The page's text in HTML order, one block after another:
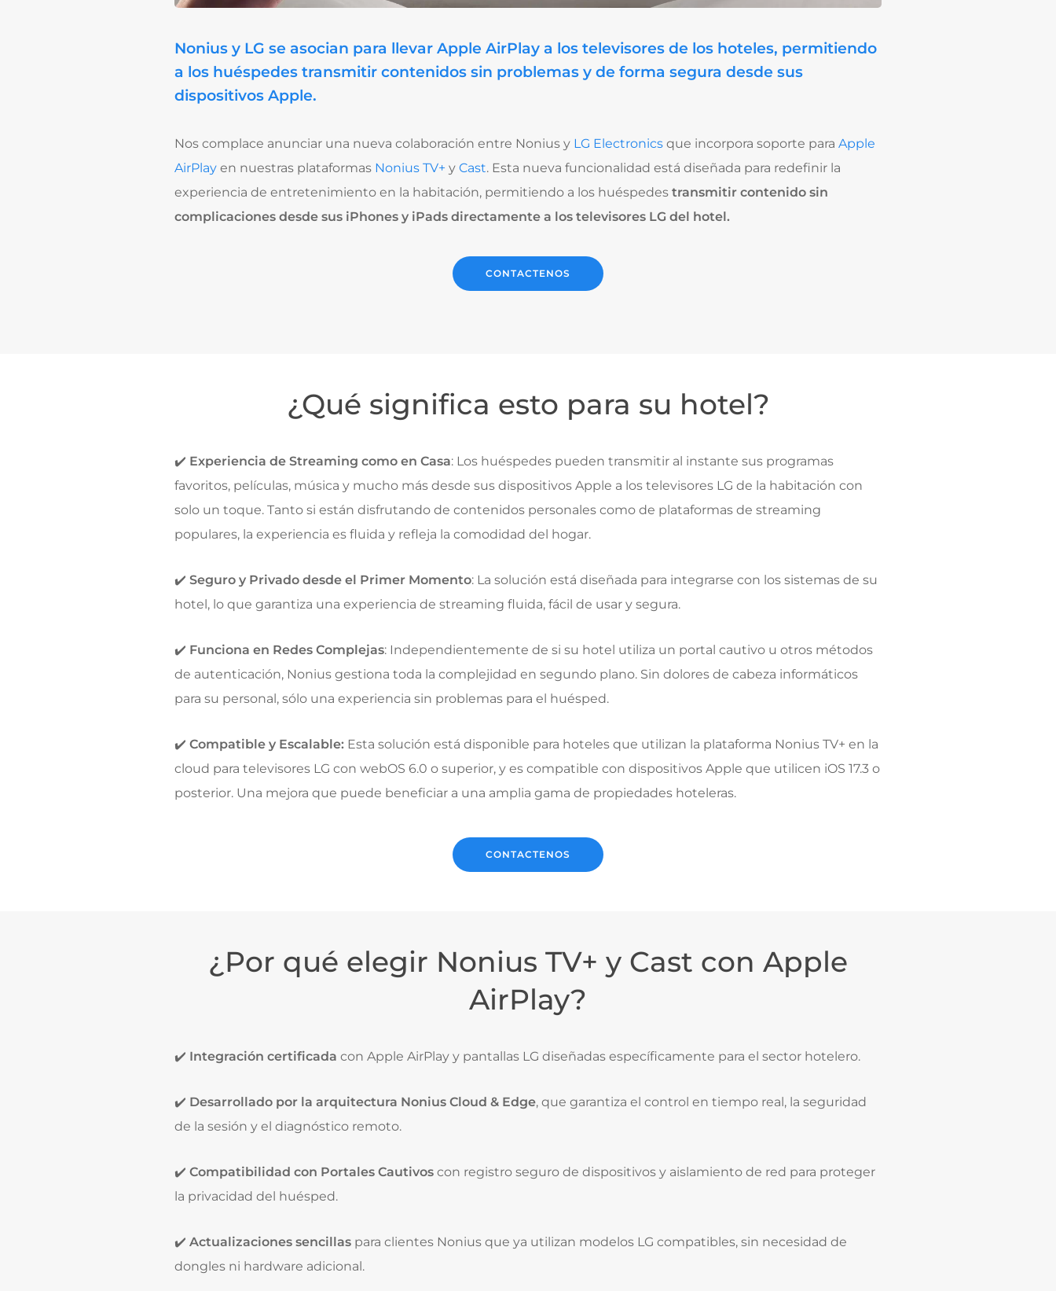
Nonius y LG se asocian para llevar Apple AirPlay a los televisores de los hoteles, permitiendo
a los huéspedes transmitir contenidos sin problemas y de forma segura desde sus
dispositivos Apple.
Nos complace anunciar una nueva colaboración entre Nonius y LG Electronics que incorpora soporte paraApple
AirPlay en nuestras plataformas Nonius TV+ yCast. Esta nueva funcionalidad está diseñada para redefinir la
experiencia de entretenimiento en la habitación, permitiendo a los huéspedes transmitir contenido sin
complicaciones desde sus iPhones y iPads directamente a los televisores LG del hotel.
CONTACTENOS
¿Qué significa esto para su hotel?
✔️ Experiencia de Streaming como en Casa: Los huéspedes pueden transmitir al instante sus programas
favoritos, películas, música y mucho más desde sus dispositivos Apple a los televisores LG de la habitación con
solo un toque. Tanto si están disfrutando de contenidos personales como de plataformas de streaming
populares, la experiencia es fluida y refleja la comodidad del hogar.
✔️Seguro y Privado desde el Primer Momento: La solución está diseñada para integrarse con los sistemas de su
hotel, lo que garantiza una experiencia de streaming fluida, fácil de usar y segura.
✔️ Funciona en Redes Complejas: Independientemente de si su hotel utiliza un portal cautivo u otros métodos
de autenticación, Nonius gestiona toda la complejidad en segundo plano. Sin dolores de cabeza informáticos
para su personal, sólo una experiencia sin problemas para el huésped.
✔️Compatible y Escalable: Esta solución está disponible para hoteles que utilizan la plataforma Nonius TV+ en la
cloud para televisores LG con webOS 6.0 o superior, y es compatible con dispositivos Apple que utilicen iOS 17.3 o
posterior. Una mejora que puede beneficiar a una amplia gama de propiedades hoteleras.
CONTACTENOS
¿Por qué elegir Nonius TV+ y Cast con Apple
AirPlay?
✔️ Integración certificada con Apple AirPlay y pantallas LG diseñadas específicamente para el sector hotelero.
✔️ Desarrollado por la arquitectura Nonius Cloud & Edge, que garantiza el control en tiempo real, la seguridad
de la sesión y el diagnóstico remoto.
✔️Compatibilidad con Portales Cautivos con registro seguro de dispositivos y aislamiento de red para proteger
la privacidad del huésped.
✔️Actualizaciones sencillas para clientes Nonius que ya utilizan modelos LG compatibles, sin necesidad de
dongles ni hardware adicional.